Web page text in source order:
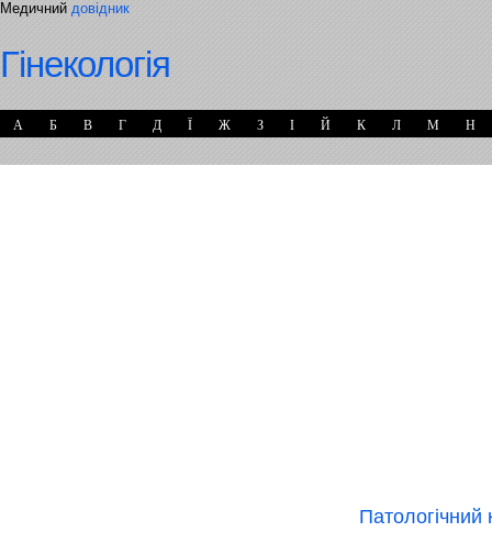
Медичний довідник
Гінекологія
А Б В Г Д Ї Ж З І Й К Л М Н
Патологічний